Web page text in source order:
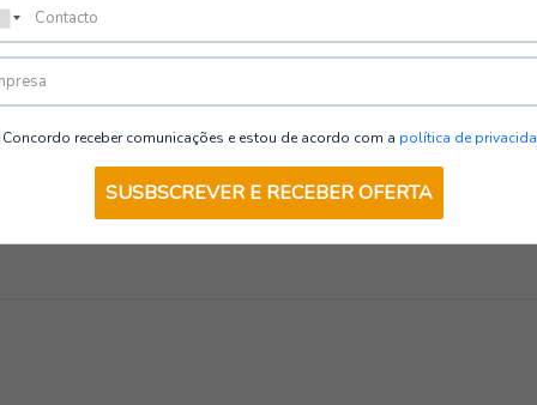
pode estar
Concordo receber comunicações e estou de acordo com a política de
SUSBSCREVER E RECEBER OFERTA